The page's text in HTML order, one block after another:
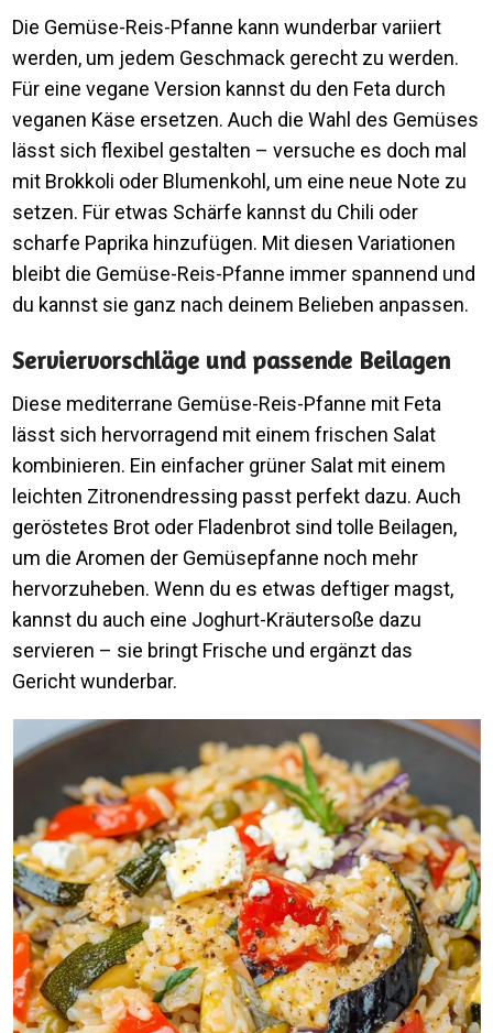
Die Gemüse-Reis-Pfanne kann wunderbar variiert
werden, um jedem Geschmack gerecht zu werden.
Für eine vegane Version kannst du den Feta durch
veganen Käse ersetzen. Auch die Wahl des Gemüses
lässt sich flexibel gestalten – versuche es doch mal
mit Brokkoli oder Blumenkohl, um eine neue Note zu
setzen. Für etwas Schärfe kannst du Chili oder
scharfe Paprika hinzufügen. Mit diesen Variationen
bleibt die Gemüse-Reis-Pfanne immer spannend und
du kannst sie ganz nach deinem Belieben anpassen.
Serviervorschläge und passende Beilagen
Diese mediterrane Gemüse-Reis-Pfanne mit Feta
lässt sich hervorragend mit einem frischen Salat
kombinieren. Ein einfacher grüner Salat mit einem
leichten Zitronendressing passt perfekt dazu. Auch
geröstetes Brot oder Fladenbrot sind tolle Beilagen,
um die Aromen der Gemüsepfanne noch mehr
hervorzuheben. Wenn du es etwas deftiger magst,
kannst du auch eine Joghurt-Kräutersoße dazu
servieren – sie bringt Frische und ergänzt das
Gericht wunderbar.